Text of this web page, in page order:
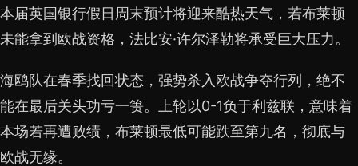
本届英国银行假日周末预计将迎来酷热天气，若布莱顿
未能拿到欧战资格，法比安·许尔泽勒将承受巨大压力。
海鸥队在春季找回状态，强势杀入欧战争夺行列，绝不
能在最后关头功亏一篑。上轮以0-1负于利兹联，意味着
本场若再遭败绩，布莱顿最低可能跌至第九名，彻底与
欧战无缘。